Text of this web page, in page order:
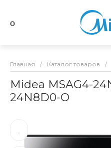
Главная / Каталог товаров /
Midea MSAG4-
24N8D0-O